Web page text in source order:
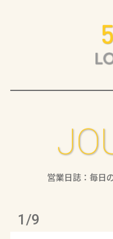
営業日誌：毎日
1/9